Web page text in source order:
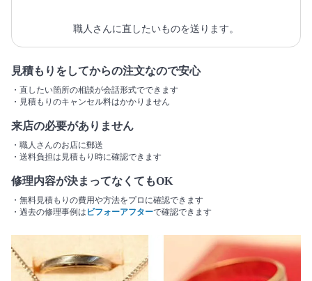
職人さんに直したいものを送ります。
見積もりをしてからの注文なので安心
・直したい箇所の相談が会話形式でできます
・見積もりのキャンセル料はかかりません
来店の必要がありません
・職人さんのお店に郵送
・送料負担は見積もり時に確認できます
修理内容が決まってなくてもOK
・無料見積もりの費用や方法をプロに確認できます
・過去の修理事例は ビフォーアフターで確認できます